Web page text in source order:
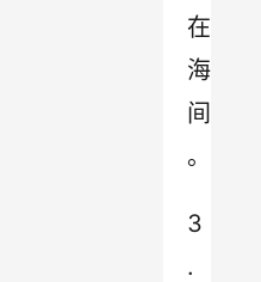
在
海
间
。
3
.